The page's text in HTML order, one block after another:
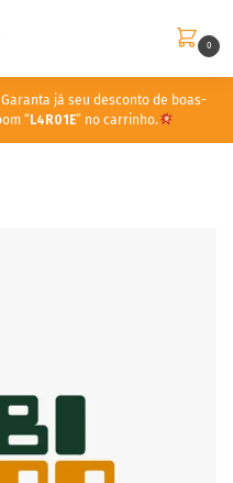
0
já seu desconto de boas-
“ L4R01E” no carrinho.